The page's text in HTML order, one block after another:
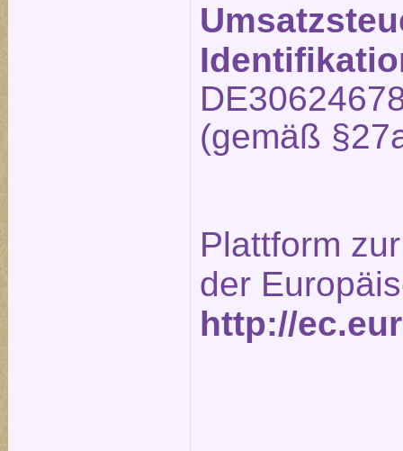
(gemäß
Plattform
der
http://